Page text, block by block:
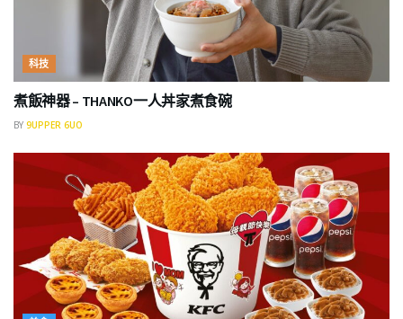
科技
煮飯神器 – THANKO一人丼家煮食碗
BY 9UPPER 6UO